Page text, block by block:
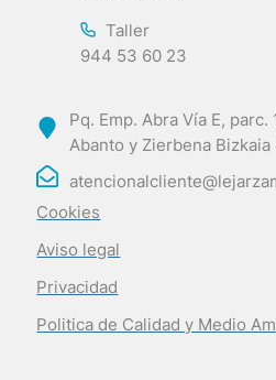
Taller
944 53 60 23
Pq. Emp. Abra Vía E, parc.
Abanto y Zierbena
Cookies
Aviso legal
Privacidad
Politica de Calidad y Medio